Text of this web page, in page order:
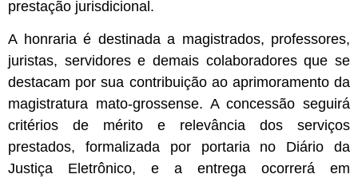
prestação jurisdicional.
A honraria é destinada a magistrados, professores,
juristas, servidores e demais colaboradores que se
destacam por sua contribuição ao aprimoramento da
magistratura mato-grossense. A concessão seguirá
critérios de mérito e relevância dos serviços
prestados, formalizada por portaria no Diário da
Justiça Eletrônico, e a entrega ocorrerá em